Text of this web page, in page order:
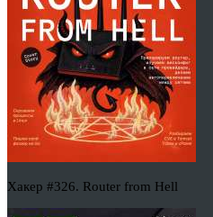
Хакер #326. Router from Hell